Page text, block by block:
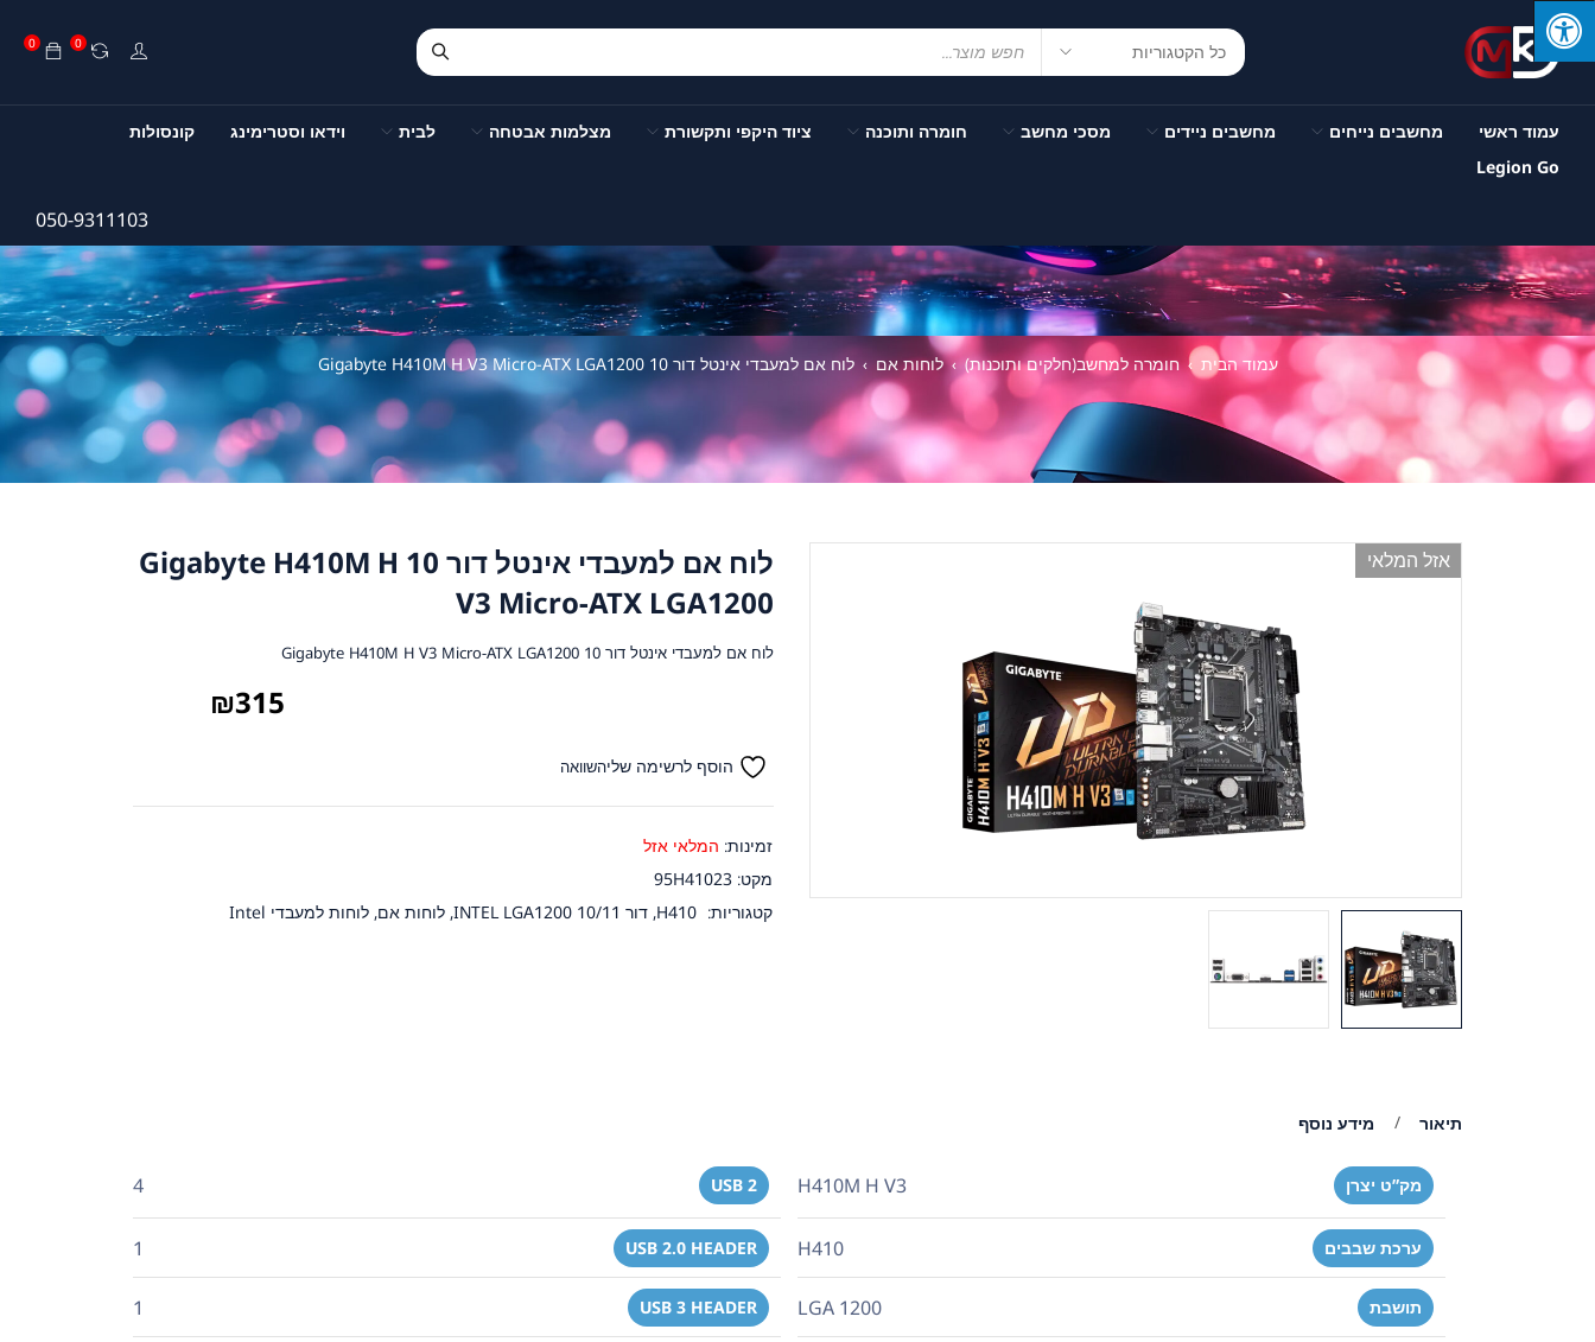
0 0
עמוד ראשי מחשבים נייחים מחשבים ניידים מסכי מחשב חומרה ותוכנה ציוד היקפי ותקשורת מצלמות אבטחה לבית וידאו וסטרימינג
קונסולות
Legion Go
050-9311103
עמוד הבית › חומרה למחשב(חלקים ותוכנות) › לוחות אם › לוח אם למעבדי אינטל דור 10 Gigabyte H410M H V3 Micro-ATX LGA1200
אזל המלאי
לוח אם למעבדי אינטל דור 10 Gigabyte H410M H
V3 Micro-ATX LGA1200
לוח אם למעבדי אינטל דור 10 Gigabyte H410M H V3 Micro-ATX LGA1200
₪315
הוסף לרשימה שליהשוואה
זמינות: המלאי אזל
מקט: 95H41023
קטגוריות: H410
, דור 10/11 INTEL LGA1200 , לוחות אם, לוחות למעבדי Intel
תיאור מידע נוסף
מק”ט יצרן H410M H V3
ערכת שבבים H410
תושבת LGA 1200
USB 2
4
USB 2.0 HEADER
1
USB 3 HEADER
1